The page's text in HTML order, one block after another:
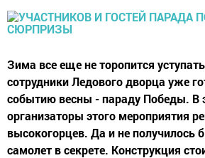
Зима все еще не торопится
сотрудники Ледового дворца уже
событию весны - параду Победы. В
организаторы этого мероприятия
высокогорцев. Да и не получилось
самолет в секрете. Конструкция